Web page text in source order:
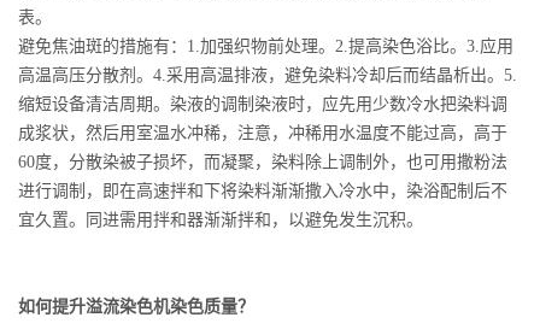
表。
避免焦油斑的措施有：1.加强织物前处理。2.提高染色浴比。3.应用
高温高压分散剂。4.采用高温排液，避免染料冷却后而结晶析出。5.
缩短设备清洁周期。染液的调制染液时，应先用少数冷水把染料调
成浆状，然后用室温水冲稀，注意，冲稀用水温度不能过高，高于
60度，分散染被子损坏，而凝聚，染料除上调制外，也可用撒粉法
进行调制，即在高速拌和下将染料渐渐撒入冷水中，染浴配制后不
宜久置。同进需用拌和器渐渐拌和，以避免发生沉积。
如何提升溢流染色机染色质量？